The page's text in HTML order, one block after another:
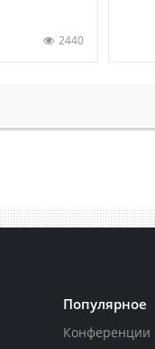
2440
Популярное
Конференции